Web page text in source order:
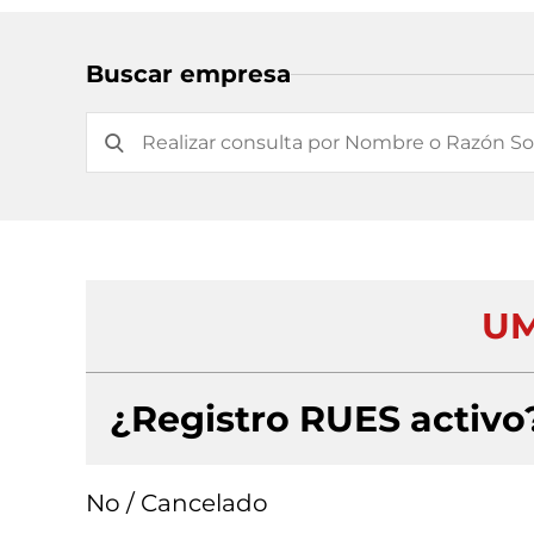
Buscar empresa
¿Registro RUES
No / Cancelado